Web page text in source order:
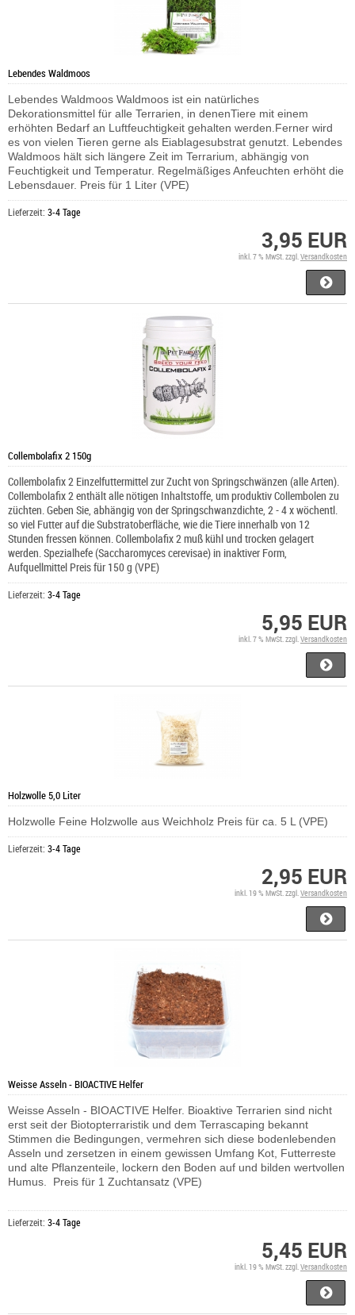
Lebendes Waldmoos
Lebendes Waldmoos Waldmoos ist ein natürliches
Dekorationsmittel für alle Terrarien, in denenTiere mit einem
erhöhten Bedarf an Luftfeuchtigkeit gehalten werden.Ferner wird
es von vielen Tieren gerne als Eiablagesubstrat genutzt. Lebendes
Waldmoos hält sich längere Zeit im Terrarium, abhängig von
Feuchtigkeit und Temperatur. Regelmäßiges Anfeuchten erhöht die
Lebensdauer. Preis für 1 Liter (VPE)
Lieferzeit: 3-4 Tage
3,95 EUR
inkl. 7 % MwSt. zzgl. Versandkosten
Collembolafix 2 150g
Collembolafix 2 Einzelfuttermittel zur Zucht von Springschwänzen (alle Arten).
Collembolafix 2 enthält alle nötigen Inhaltstoffe, um produktiv Collembolen zu
züchten. Geben Sie, abhängig von der Springschwanzdichte, 2 - 4 x wöchentl.
so viel Futter auf die Substratoberfläche, wie die Tiere innerhalb von 12
Stunden fressen können. Collembolafix 2 muß kühl und trocken gelagert
werden. Spezialhefe (Saccharomyces cerevisae) in inaktiver Form,
Aufquellmittel Preis für 150 g (VPE)
Lieferzeit: 3-4 Tage
5,95 EUR
inkl. 7 % MwSt. zzgl. Versandkosten
Holzwolle 5,0 Liter
Holzwolle Feine Holzwolle aus Weichholz Preis für ca. 5 L (VPE)
Lieferzeit: 3-4 Tage
2,95 EUR
inkl. 19 % MwSt. zzgl.Versandkosten
Weisse Asseln - BIOACTIVE Helfer
Weisse Asseln - BIOACTIVE Helfer. Bioaktive Terrarien sind nicht
erst seit der Biotopterraristik und dem Terrascaping bekannt
Stimmen die Bedingungen, vermehren sich diese bodenlebenden
Asseln und zersetzen in einem gewissen Umfang Kot, Futterreste
und alte Pflanzenteile, lockern den Boden auf und bilden wertvollen
Humus. Preis für 1 Zuchtansatz (VPE)
Lieferzeit: 3-4 Tage
5,45 EUR
inkl. 19 % MwSt. zzgl.Versandkosten